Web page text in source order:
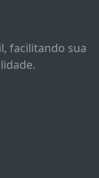
facilitando sua